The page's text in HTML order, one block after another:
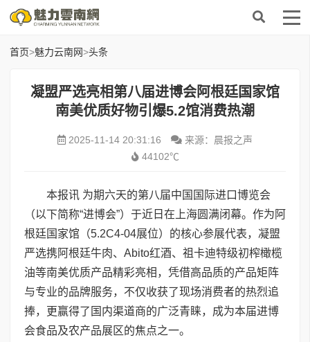
首页>魅力云南网>头条
凝盟严选亮相第八届进博会阿根廷国家馆
南美优质好物引爆5.2馆消费热潮
2025-11-14 20:31:16
来源：晨报之声
44102℃
本报讯 为期六天的第八届中国国际进口博览会
（以下简称“进博会”）于近日在上海圆满闭幕。作为阿
根廷国家馆（5.2C4-04展位）的核心参展代表，凝盟
严选携阿根廷牛肉、Abito红酒、祖卡迪特级初榨橄榄
油等南美优质产品精彩亮相，凭借高品质的产品矩阵
与专业的品牌服务，不仅收获了现场消费者的热烈追
捧，更赢得了国内渠道商的广泛青睐，成为本届进博
会食品及农产品展区的焦点之一。